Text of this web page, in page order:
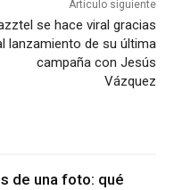
Artículo siguiente
se hace viral gracias
lanzamiento de su última
campaña con Jesús
Vázquez
de una foto: qué